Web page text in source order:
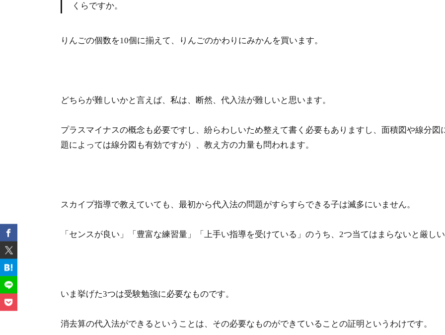
くらですか。
りんごの個数を10個に揃えて、りんごのかわりにみかんを買います。
どちらが難しいかと言えば、私は、断然、代入法が難しいと思います。
プラスマイナスの概念も必要ですし、紛らわしいため整えて書く必要もありますし、面積図や線分
題によっては線分図も有効ですが）、教え方の力量も問われます。
スカイプ指導で教えていても、最初から代入法の問題がすらすらできる子は滅多にいません。
「センスが良い」「豊富な練習量」「上手い指導を受けている」のうち、2つ当てはまらないと厳しい
いま挙げた3つは受験勉強に必要なものです。
消去算の代入法ができるということは、その必要なものができていることの証明というわけです。